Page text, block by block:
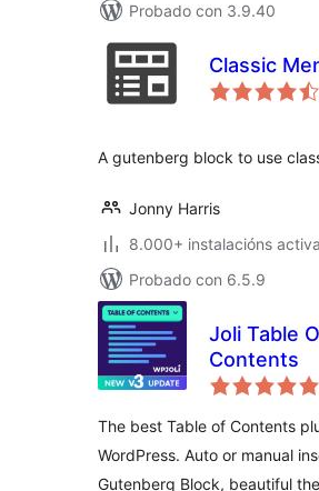
Probado con 3.9.40
Classic
A gutenberg block to use
Jonny Harris
8.000+ instalacións
Probado con 6.5.9
Joli Table
Contents
The best Table of Contents
WordPress. Auto or manual
Gutenberg Block, beautiful